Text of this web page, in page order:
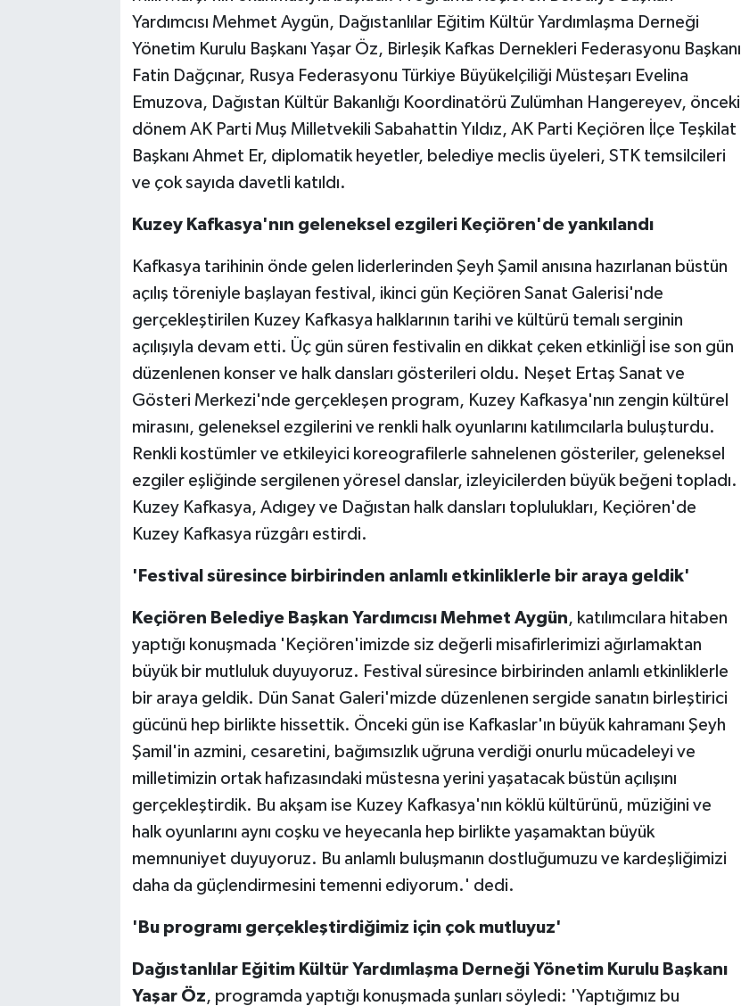
Yardımcısı Mehmet Aygün, Dağıstanlılar Eğitim Kültür Yardımlaşma Derneği
Yönetim Kurulu Başkanı Yaşar Öz, Birleşik Kafkas Dernekleri Federasyonu Başkanı
Fatin Dağçınar, Rusya Federasyonu Türkiye Büyükelçiliği Müsteşarı Evelina
Emuzova, Dağıstan Kültür Bakanlığı Koordinatörü Zulümhan Hangereyev, önceki
dönem AK Parti Muş Milletvekili Sabahattin Yıldız, AK Parti Keçiören İlçe Teşkilat
Başkanı Ahmet Er, diplomatik heyetler, belediye meclis üyeleri, STK temsilcileri
ve çok sayıda davetli katıldı.
Kuzey Kafkasya'nın geleneksel ezgileri Keçiören'de yankılandı
Kafkasya tarihinin önde gelen liderlerinden Şeyh Şamil anısına hazırlanan büstün
açılış töreniyle başlayan festival, ikinci gün Keçiören Sanat Galerisi'nde
gerçekleştirilen Kuzey Kafkasya halklarının tarihi ve kültürü temalı serginin
açılışıyla devam etti. Üç gün süren festivalin en dikkat çeken etkinliğİ ise son gün
düzenlenen konser ve halk dansları gösterileri oldu. Neşet Ertaş Sanat ve
Gösteri Merkezi'nde gerçekleşen program, Kuzey Kafkasya'nın zengin kültürel
mirasını, geleneksel ezgilerini ve renkli halk oyunlarını katılımcılarla buluşturdu.
Renkli kostümler ve etkileyici koreografilerle sahnelenen gösteriler, geleneksel
ezgiler eşliğinde sergilenen yöresel danslar, izleyicilerden büyük beğeni topladı.
Kuzey Kafkasya, Adıgey ve Dağıstan halk dansları toplulukları, Keçiören'de
Kuzey Kafkasya rüzgârı estirdi.
'Festival süresince birbirinden anlamlı etkinliklerle bir araya geldik'
Keçiören Belediye Başkan Yardımcısı Mehmet Aygün, katılımcılara hitaben
yaptığı konuşmada 'Keçiören'imizde siz değerli misafirlerimizi ağırlamaktan
büyük bir mutluluk duyuyoruz. Festival süresince birbirinden anlamlı etkinliklerle
bir araya geldik. Dün Sanat Galeri'mizde düzenlenen sergide sanatın birleştirici
gücünü hep birlikte hissettik. Önceki gün ise Kafkaslar'ın büyük kahramanı Şeyh
Şamil'in azmini, cesaretini, bağımsızlık uğruna verdiği onurlu mücadeleyi ve
milletimizin ortak hafızasındaki müstesna yerini yaşatacak büstün açılışını
gerçekleştirdik. Bu akşam ise Kuzey Kafkasya'nın köklü kültürünü, müziğini ve
halk oyunlarını aynı coşku ve heyecanla hep birlikte yaşamaktan büyük
memnuniyet duyuyoruz. Bu anlamlı buluşmanın dostluğumuzu ve kardeşliğimizi
daha da güçlendirmesini temenni ediyorum.' dedi.
'Bu programı gerçekleştirdiğimiz için çok mutluyuz'
Dağıstanlılar Eğitim Kültür Yardımlaşma Derneği Yönetim Kurulu Başkanı
Yaşar Öz, programda yaptığı konuşmada şunları söyledi: 'Yaptığımız bu